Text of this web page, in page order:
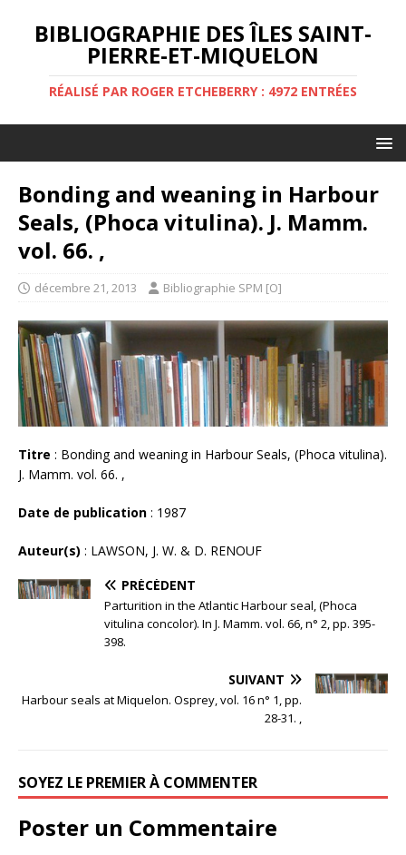
BIBLIOGRAPHIE DES ÎLES SAINT-
PIERRE-ET-MIQUELON
RÉALISÉ PAR ROGER ETCHEBERRY : 4972 ENTRÉES
Bonding and weaning in Harbour
Seals, (Phoca vitulina). J. Mamm.
vol. 66. ,
décembre 21, 2013 Bibliographie SPM [O]
Titre : Bonding and weaning in Harbour Seals, (Phoca vitulina).
J. Mamm. vol. 66. ,
Date de publication : 1987
Auteur(s) : LAWSON, J. W. & D. RENOUF
PRÉCÉDENT
Parturition in the Atlantic Harbour seal, (Phoca
vitulina concolor). In J. Mamm. vol. 66, n° 2, pp. 395-
398.
SUIVANT
Harbour seals at Miquelon. Osprey, vol. 16 n° 1, pp.
28-31. ,
SOYEZ LE PREMIER À COMMENTER
Poster un Commentaire